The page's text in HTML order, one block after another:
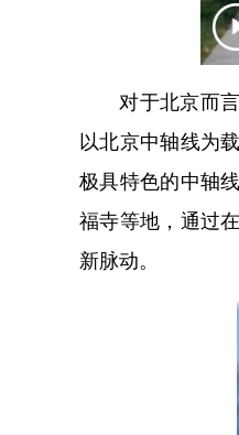
对于北京而言
以北京中轴线为
极具特色的中轴
福寺等地，通过
新脉动。